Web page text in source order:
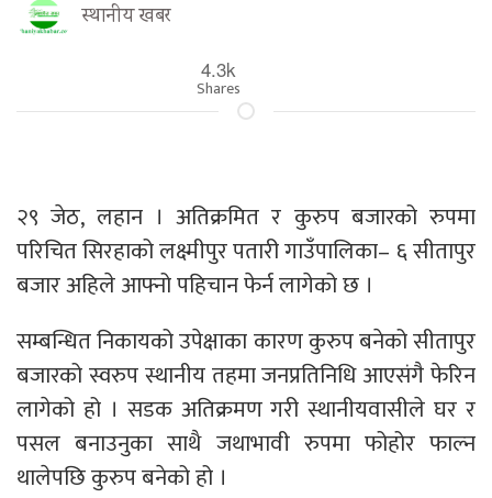
स्थानीय खबर
4.3k
Shares
२९ जेठ, लहान । अतिक्रमित र कुरुप बजारको रुपमा
परिचित सिरहाको लक्ष्मीपुर पतारी गाउँपालिका– ६ सीतापुर
बजार अहिले आफ्नो पहिचान फेर्न लागेको छ ।
सम्बन्धित निकायको उपेक्षाका कारण कुरुप बनेको सीतापुर
बजारको स्वरुप स्थानीय तहमा जनप्रतिनिधि आएसंगै फेरिन
लागेको हो । सडक अतिक्रमण गरी स्थानीयवासीले घर र
पसल बनाउनुका साथै जथाभावी रुपमा फोहोर फाल्न
थालेपछि कुरुप बनेको हो ।